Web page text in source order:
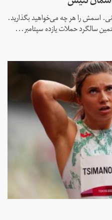
اسمش را هر چه می‌خواهید بگذارید.
سالگرد حملات یازده سپتامبر...